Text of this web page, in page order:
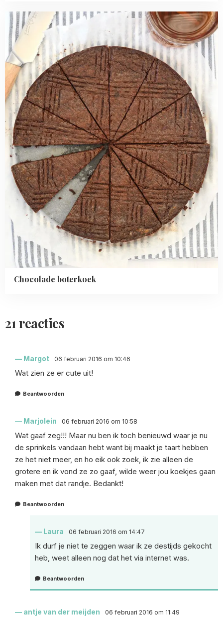
Chocolade boterkoek
Read
more
about
Chocolade
boterkoek
21 reacties
Margot 06 februari 2016 om 10:46
Wat zien ze er cute uit!
Beantwoorden
Marjolein 06 februari 2016 om 10:58
Wat gaaf zeg!!! Maar nu ben ik toch benieuwd waar je nu
de sprinkels vandaan hebt want bij maakt je taart hebben
ze het niet meer, en ho eik ook zoek, ik zie alleen de
grotere en ik vond ze zo gaaf, wilde weer jou koekjes gaan
maken met dat randje. Bedankt!
Beantwoorden
Laura 06 februari 2016 om 14:47
Ik durf je niet te zeggen waar ik ze destijds gekocht
heb, weet alleen nog dat het via internet was.
Beantwoorden
antje van der meijden 06 februari 2016 om 11:49